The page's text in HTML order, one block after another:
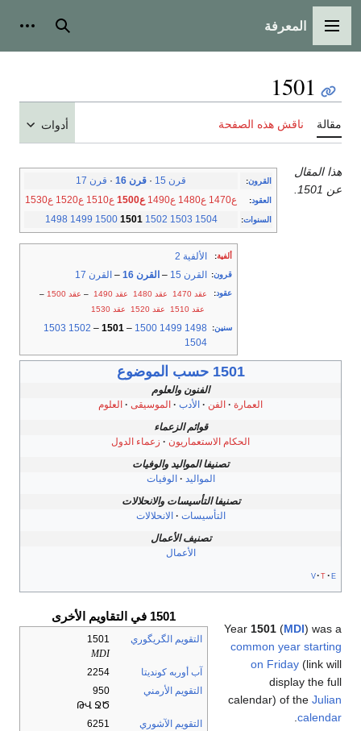
القائمة الرئيسية
المعرفة بحث
1501
مقالة ناقش هذه الصفحة أدوات
القرون: قرن 15 · قرن 16 · قرن 17
العقود: ع1470 ع1480 ع1490 ع1500 ع1510 ع1520 ع1530
السنوات:
1498 1499 1500 1501 1502 1503 1504
هذا المقال
عن 1501.
ألفية: الألفية 2
قرون: القرن 15 – القرن 16 – القرن 17
عقود: عقد 1470 عقد 1480 عقد 1490 – عقد 1500
–
عقد 1510
عقد 1520 عقد 1530
سنين:
1498
1499
1500
–
1501
–
1502
1503
1504
1501 حسب الموضوع
الفنون والعلوم
العمارة
الفن الأدب الموسيقى
العلوم
قوائم الزعماء
الحكام الاستعماريون
زعماء الدول
تصنيفا المواليد والوفيات
المواليد
الوفيات
تصنيفا التأسيسات والانحلالات
التأسيسات
الانحلالات
تصنيف الأعمال
الأعمال
v t e
1501 في التقاويم الأخرى
التقويم الگريگوري
1501
MDI
آب أوربه كونديتا
2254
التقويم الأرمني
950
ԹՎ ՋԾ
التقويم الآشوري
6251
Year 1501 (MDI) was a
common year starting
on Friday (link will
display the full
calendar) of the Julian
calendar